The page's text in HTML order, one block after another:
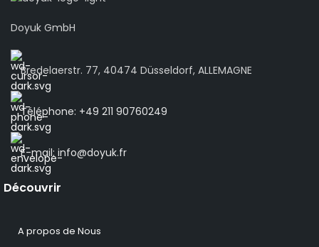
Doyuk GmbH
Bredelaerstr. 77, 40474 Düsseldorf, ALLEMAGNE
Téléphone: +49 211 90760249
E-mail: info@doyuk.fr
Découvrir
A propos de Nous